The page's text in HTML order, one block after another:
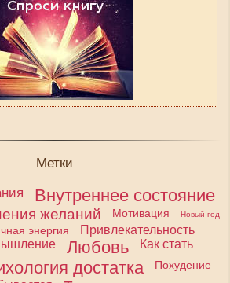
Метки
Внутреннее состояние
желаний Мотивация Новый год
энергия
Привлекательность
Любовь
Как стать
достатка
Похудение